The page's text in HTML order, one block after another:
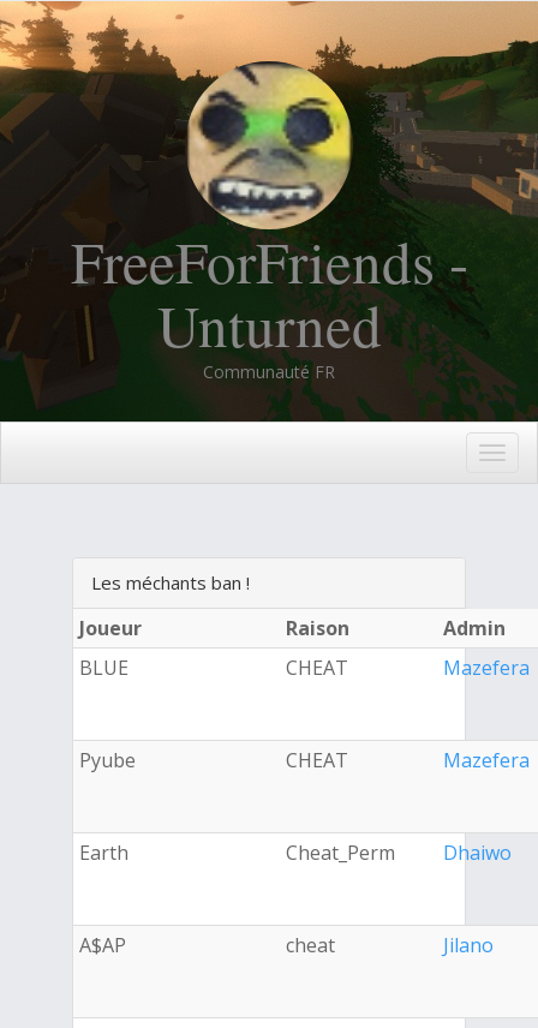
FreeForFriends -
Unturned
Communauté FR
Les méchants ban !
Joueur Raison
Admin
BLUE
CHEAT Mazefera
Pyube CHEAT Mazefera
Earth Cheat_Perm Dhaiwo
A$AP cheat Jilano